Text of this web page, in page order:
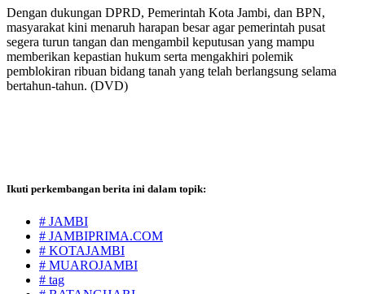
Dengan dukungan DPRD, Pemerintah Kota Jambi, dan BPN,
masyarakat kini menaruh harapan besar agar pemerintah pusat
segera turun tangan dan mengambil keputusan yang mampu
memberikan kepastian hukum serta mengakhiri polemik
pemblokiran ribuan bidang tanah yang telah berlangsung selama
bertahun-tahun. (DVD)
Ikuti perkembangan berita ini dalam topik:
# JAMBI
# JAMBIPRIMA.COM
# KOTAJAMBI
# MUAROJAMBI
# tag